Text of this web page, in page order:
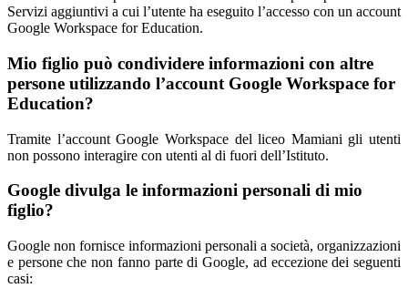
Servizi aggiuntivi a cui l’utente ha eseguito l’accesso con un account
Google Workspace for Education.
Mio figlio può condividere informazioni con altre
persone utilizzando l’account Google Workspace for
Education?
Tramite l’account Google Workspace del liceo Mamiani gli utenti
non possono interagire con utenti al di fuori dell’Istituto.
Google divulga le informazioni personali di mio
figlio?
Google non fornisce informazioni personali a società, organizzazioni
e persone che non fanno parte di Google, ad eccezione dei seguenti
casi: